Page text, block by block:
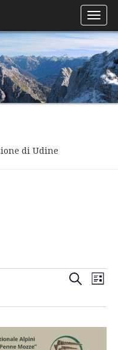
di Udine
viste
Cerca
Lista